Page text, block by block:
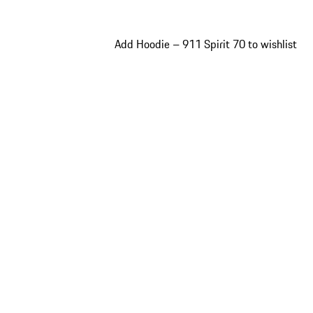
Add Hoodie – 911 Spirit 70 to wishlist